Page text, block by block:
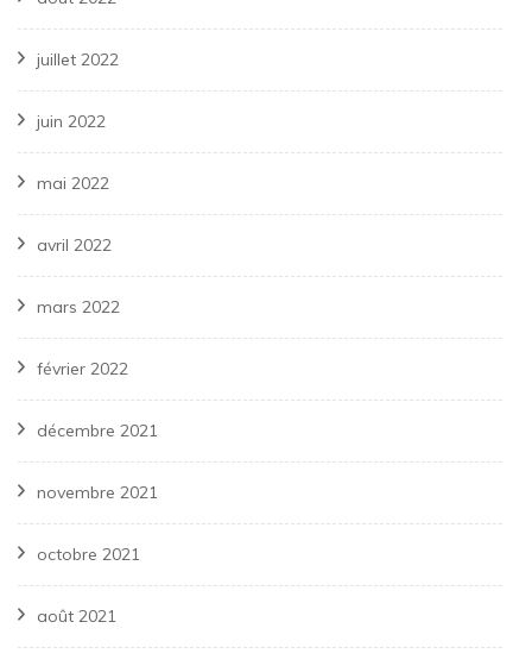
juillet 2022
juin 2022
mai 2022
avril 2022
mars 2022
février 2022
décembre 2021
novembre 2021
octobre 2021
août 2021